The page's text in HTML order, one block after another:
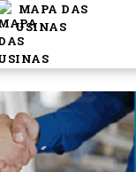
MAPA DAS
USINAS